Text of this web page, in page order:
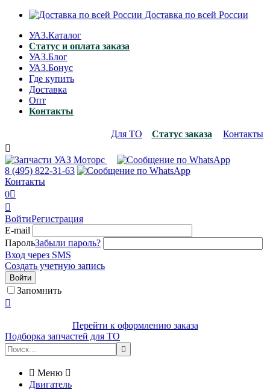
Доставка по всей России
УАЗ.Каталог
Статус и оплата заказа
УАЗ.Блог
УАЗ.Бонус
Где купить
Доставка
Опт
Контакты
Для ТО Статус заказа
Контакты

8 (495) 822-31-63
Контакты
0

ВойтиРегистрация
E-mail
ПарольЗабыли пароль?
Вход через SMS
Создать учетную запись
Войти
Запомнить

Перейти к оформлению заказа
Подборка запчастей для ТО

 Меню 
Двигатель